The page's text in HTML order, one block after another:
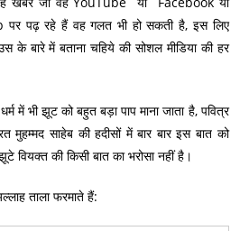
पढ़ रहे हैं वह गलत भी हो सकती है, इस लिए
के बारे में बताना चहिये की सोशल मीडिया की हर
में भी झूट को बहुत बड़ा पाप माना जाता है, पवित्र
साहेब की हदीसों में बार बार इस बात को
वियक्त की किसी बात का भरोसा नहीं है।
ताला फरमाते हैं: